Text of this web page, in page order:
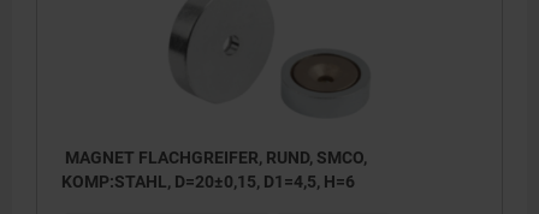
MAGNET FLACHGREIFER, RUND, SMCO,
KOMP:STAHL, D=20±0,15, D1=4,5, H=6